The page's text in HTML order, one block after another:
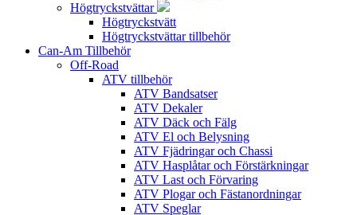
Högtryckstvättar
Högtryckstvätt
Högtryckstvättar tillbehör
Can-Am Tillbehör
Off-Road
ATV tillbehör
ATV Bandsatser
ATV Dekaler
ATV Däck och Fälg
ATV El och Belysning
ATV Fjädringar och Chassi
ATV Hasplåtar och Förstärkningar
ATV Last och Förvaring
ATV Plogar och Fästanordningar
ATV Speglar